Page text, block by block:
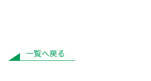
一覧へ戻る